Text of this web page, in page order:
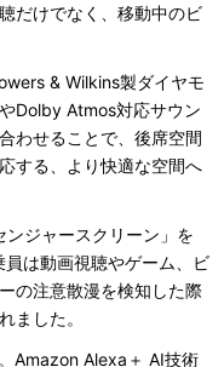
だけでなく、移動中のビ
& Wilkins製ダイヤモ
Dolby Atmos対応サウン
わせることで、後席空間
する、より快適な空間へ
ジャースクリーン」を
は動画視聴やゲーム、ビ
の注意散漫を検知した際
ました。
Amazon Alexa＋ AI技術